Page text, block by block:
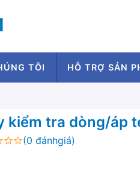
TÔI HỖ TRỢ SẢN
kiểm tra dòng/áp
(0 đánhgiá)